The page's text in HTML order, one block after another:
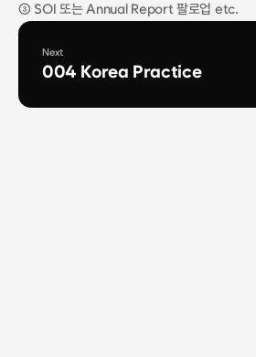
③ SOI 또는 Annual Report 팔로업 etc.
Next
004 Korea Practice